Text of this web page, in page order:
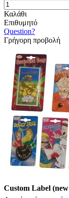
Καλάθι
Επιθυμητό
Question?
Γρήγορη προβολή
Custom Label